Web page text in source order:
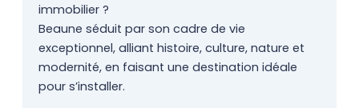
immobilier ?
Beaune séduit par son cadre de vie
exceptionnel, alliant histoire, culture, nature et
modernité, en faisant une destination idéale
pour s’installer.